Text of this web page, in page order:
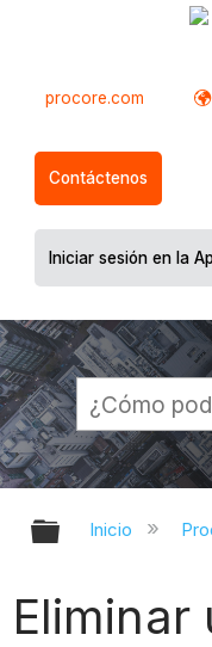
procore.com
Contáctenos
Iniciar sesión en la
Inicio
Eliminar